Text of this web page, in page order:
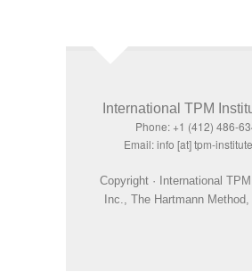
International TPM
Phone: +1 (412) 486-
Email: info [at] tpm-
Copyright · International
Inc., The Hartmann